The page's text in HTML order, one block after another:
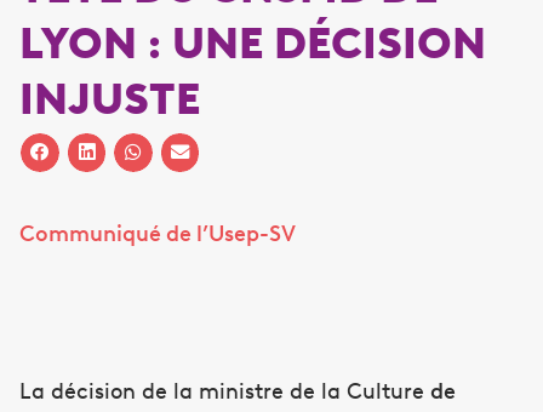
LYON : UNE DÉCISION
INJUSTE
Communiqué de l’Usep-SV
La décision de la ministre de la Culture de